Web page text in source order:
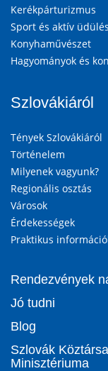
Kerékpárturizmus
Sport és aktív üdülés
Konyhaművészet
Hagyományok és
Szlovákiáról
Tények Szlovákiáról
Történelem
Milyenek vagyunk?
Regionális osztás
Városok
Érdekességek
Praktikus
Rendezvények
Jó tudni
Blog
Szlovák
Minisztériuma